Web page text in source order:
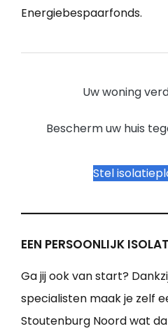
Energiebespaarfonds.
Uw woning
Bescherm uw huis
Stel
EEN PERSOONLIJK
Ga jij ook van start?
specialisten maak je zelf
Stoutenburg Noord wat